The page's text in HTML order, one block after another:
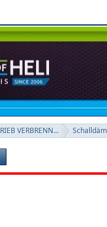
ANTRIEB VERBRENNER